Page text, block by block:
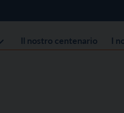
Il nostro centenario I